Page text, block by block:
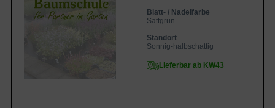
Blatt- / Nadelfarbe
Sattgrün
Standort
Sonnig-halbschattig
Lieferbar ab KW43